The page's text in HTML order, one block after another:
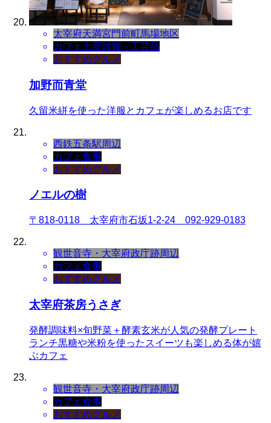
太宰府天満宮門前町馬場地区
カフェ 土産雑貨・工芸品
おすすめグルメ
加野而青堂
久留米絣を使った洋服とカフェが楽しめるお店です
西鉄五条駅周辺
カフェ食事
おすすめグルメ
ノエルの樹
〒818-0118 太宰府市石坂1-2-24 092-929-0183
観世音寺・大宰府政庁跡周辺
カフェ食事
おすすめグルメ
太宰府茶房うさぎ
発酵調味料×旬野菜＋酵素玄米が人気の発酵プレート
ランチ黒糖や米粉を使ったスイーツも楽しめる体が嬉
ぶカフェ
観世音寺・大宰府政庁跡周辺
カフェ食事
おすすめグルメ